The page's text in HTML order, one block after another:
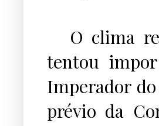
O clima
tentou
Imperador
prévio da